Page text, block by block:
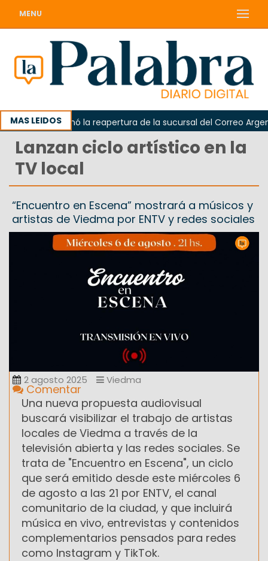
MENU
MAS LEIDOS
reclamó la reapertura de la sucursal del Correo
Lanzan ciclo artístico en la
TV local
“Encuentro en Escena” mostrará a músicos y
artistas de Viedma por ENTV y redes sociales
2 agosto 2025 Viedma
Comentar
Una nueva propuesta audiovisual
buscará visibilizar el trabajo de artistas
locales de Viedma a través de la
televisión abierta y las redes sociales. Se
trata de "Encuentro en Escena", un ciclo
que será emitido desde este miércoles 6
de agosto a las 21 por ENTV, el canal
comunitario de la ciudad, y que incluirá
música en vivo, entrevistas y contenidos
complementarios pensados para redes
como Instagram y TikTok.